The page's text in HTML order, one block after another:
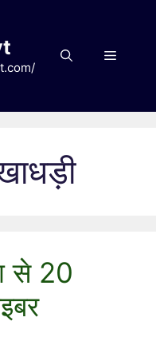
Menu
से 20